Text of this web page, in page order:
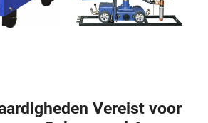
Vereist voor